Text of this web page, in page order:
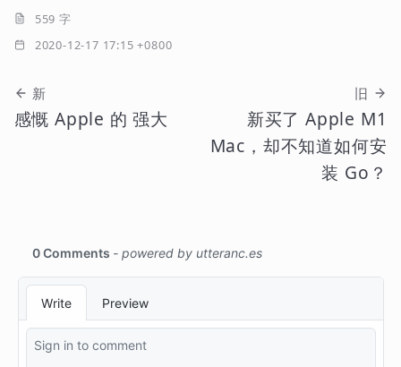
559 字
2020-12-17 17:15 +0800
新
感慨 Apple 的 强大
旧
新买了 Apple M1
Mac，却不知道如何安
装 Go？